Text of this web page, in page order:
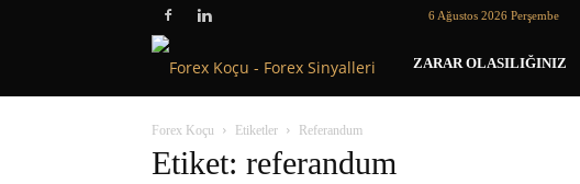
6 Ağustos 2026 Perşembe
Forex
ZARAR OLASILIĞINIZ
Forex Koçu Etiketler Referandum
Etiket: referandum